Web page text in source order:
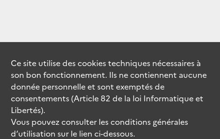
Ce site utilise descookiestechniques nécessaires à
son bon fonctionnement. Ils ne contiennent aucune
donnée personnelle et sont exemptés de
consentements (Article 82 de la loi Informatique et
Libertés).
Vous pouvez consulter les conditions générales
d’utilisation sur le lien ci-dessous.